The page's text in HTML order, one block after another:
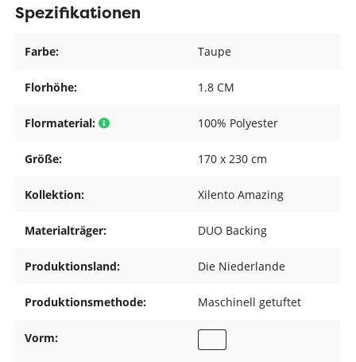
Spezifikationen
Farbe: Taupe
Florhöhe: 1.8 CM
Flormaterial: 100% Polyester
Größe: 170 x 230 cm
Kollektion: Xilento Amazing
Materialträger: DUO Backing
Produktionsland: Die Niederlande
Produktionsmethode: Maschinell getuftet
Vorm: